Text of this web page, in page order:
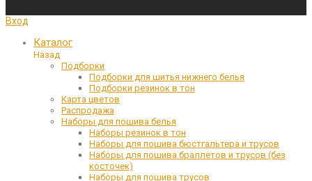
Вход
Каталог
Назад
Подборки
Подборки для шитья нижнего белья
Подборки резинок в тон
Карта цветов
Распродажа
Наборы для пошива белья
Наборы резинок в тон
Наборы для пошива бюстгальтера и трусов
Наборы для пошива браллетов и трусов (без
косточек)
Наборы для пошива трусов